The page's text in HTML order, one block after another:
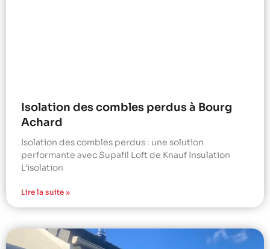
Isolation des combles perdus à Bourg
Achard
Isolation des combles perdus : une solution
performante avec Supafil Loft de Knauf Insulation
L’isolation
Lire la suite »